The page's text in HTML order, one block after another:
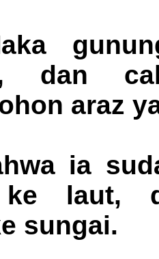
dan
araz
ia
laut,
sungai.